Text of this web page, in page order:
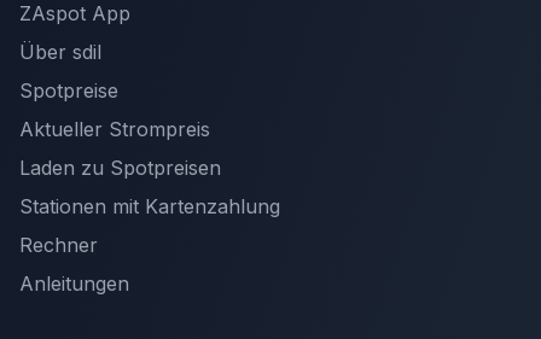
ZAspot App
Über sdil
Spotpreise
Aktueller Strompreis
Laden zu Spotpreisen
Stationen mit Kartenzahlung
Rechner
Anleitungen